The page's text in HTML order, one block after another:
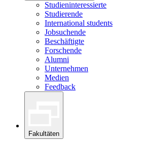
Studieninteressierte
Studierende
International students
Jobsuchende
Beschäftigte
Forschende
Alumni
Unternehmen
Medien
Feedback
Fakultäten